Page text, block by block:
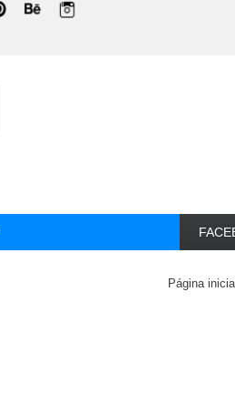
Página inicial